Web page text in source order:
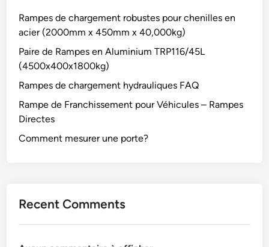
Rampes de chargement robustes pour chenilles en
acier (2000mm x 450mm x 40,000kg)
Paire de Rampes en Aluminium TRP116/45L
(4500x400x1800kg)
Rampes de chargement hydrauliques FAQ
Rampe de Franchissement pour Véhicules – Rampes
Directes
Comment mesurer une porte?
Recent Comments